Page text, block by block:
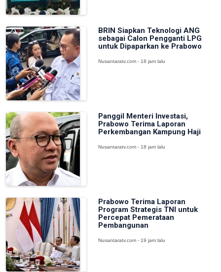
BRIN Siapkan Teknologi ANG
sebagai Calon Pengganti LPG
untuk Dipaparkan ke Prabowo
Nusantaratv.com - 18 jam lalu
Panggil Menteri Investasi,
Prabowo Terima Laporan
Perkembangan Kampung Haji
Nusantaratv.com - 18 jam lalu
Prabowo Terima Laporan
Program Strategis TNI untuk
Percepat Pemerataan
Pembangunan
Nusantaratv.com - 19 jam lalu